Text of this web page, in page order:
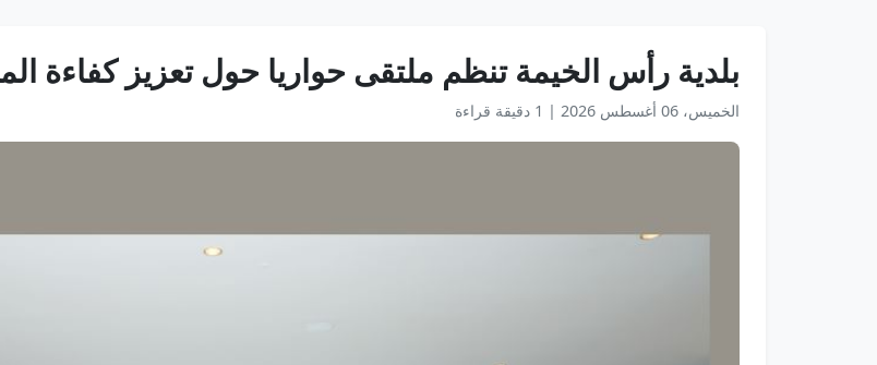
بلدية رأس الخيمة تنظم ملتقى حواريا حول تعزيز كفاءة
الخميس، 06 أغسطس 2026 | 1 دقيقة قراءة